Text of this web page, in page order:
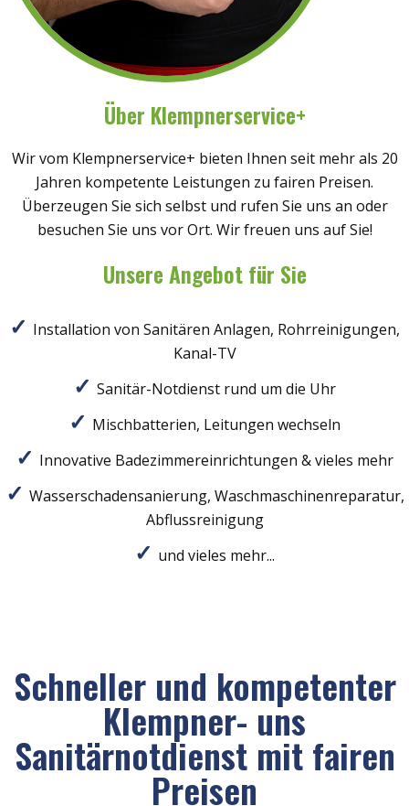
Über Klempnerservice+
Wir vom Klempnerservice+ bieten Ihnen seit mehr als 20
Jahren kompetente Leistungen zu fairen Preisen.
Überzeugen Sie sich selbst und rufen Sie uns an oder
besuchen Sie uns vor Ort. Wir freuen uns auf Sie!
Unsere Angebot für Sie
Installation von Sanitären Anlagen, Rohrreinigungen,
Kanal-TV
Sanitär-Notdienst rund um die Uhr
Mischbatterien, Leitungen wechseln
Innovative Badezimmereinrichtungen & vieles mehr
Wasserschadensanierung, Waschmaschinenreparatur,
Abflussreinigung
und vieles mehr...
Schneller und kompetenter
Klempner- uns
Sanitärnotdienst mit fairen
Preisen